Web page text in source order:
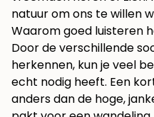
natuur om ons te willen
Waarom goed luisteren
Door de verschillende
herkennen, kun je veel
echt nodig heeft. Een
anders dan de hoge,